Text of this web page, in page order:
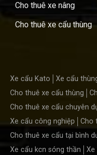
Cho thuê xe nâng
Cho thuê xe cẩu thùng
Xe cẩu Kato Xe cẩu
Cho thuê xe cẩu thùng
Cho thuê xe cẩu chuyên
Xe cẩu công nghiệp
Cho
Cho thuê xe cẩu tại bình
Xe cẩu kcn sóng thần
Xe